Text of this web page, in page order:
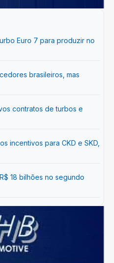
Euro 7 para produzir no
brasileiros, mas
contratos de turbos e
incentivos para CKD e SKD,
18 bilhões no segundo